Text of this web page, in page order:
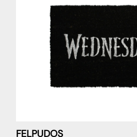
FELPUDOS